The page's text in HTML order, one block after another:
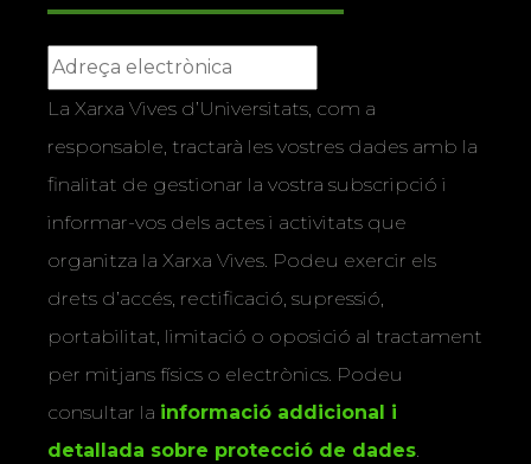
La Xarxa Vives d’Universitats, com a
responsable, tractarà les vostres dades amb la
finalitat de gestionar la vostra subscripció i
informar-vos dels actes i activitats que
organitza la Xarxa Vives. Podeu exercir els
drets d’accés, rectificació, supressió,
portabilitat, limitació o oposició al tractament
per mitjans físics o electrònics. Podeu
consultar la informació addicional i
detallada sobre protecció de dades.